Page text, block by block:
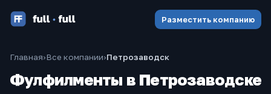
Разместить компанию
Главная›Все компании›Петрозаводск
Фулфилменты в Петрозаводске